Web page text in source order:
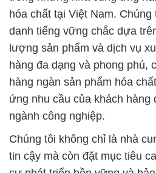
hàng ngàn sản phẩm hóa
ứng nhu cầu của khách
ngành công nghiệp.
Chúng tôi không chỉ là nhà
tin cậy mà còn đặt mục tiêu
sự phát triển bền vững và
Chúng tôi cam kết áp dụng
và quy trình sản xuất tiết
thiểu tác động của hoạt động
trường. Chúng tôi hiểu rằng